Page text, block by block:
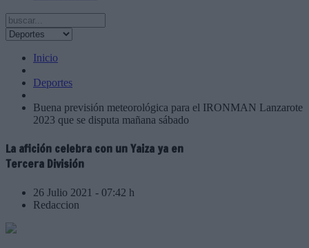
Inicio
Deportes
Buena previsión meteorológica para el IRONMAN Lanzarote
2023 que se disputa mañana sábado
La afición celebra con un Yaiza ya en
Tercera División
26 Julio 2021 - 07:42 h
Redaccion